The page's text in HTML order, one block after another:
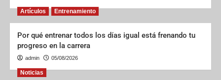
Artículos Entrenamiento
Por qué entrenar todos los días igual está frenando tu
progreso en la carrera
admin 05/08/2026
Noticias